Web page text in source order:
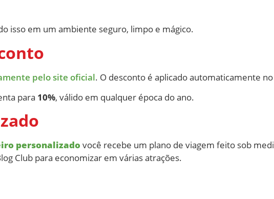
isso em um ambiente seguro, limpo e mágico.
pelo site oficial. O desconto é aplicado automaticamente
para 10%, válido em qualquer época do ano.
personalizado você recebe um plano de viagem feito sob
Club para economizar em várias atrações.